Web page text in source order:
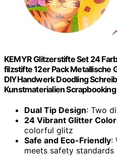
KEMYR Glitzerstifte Set 24
filzstifte 12er Pack Metallische
DIYHandwerk Doodling
Kunstmaterialien Scrapbooking
Dual Tip Design: Two
24 Vibrant Glitter
colorful glitz
Safe and Eco-Friendly:
meets safety standards